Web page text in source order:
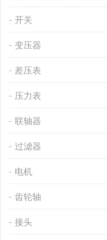
开关
变压器
差压表
压力表
联轴器
过滤器
电机
齿轮轴
接头